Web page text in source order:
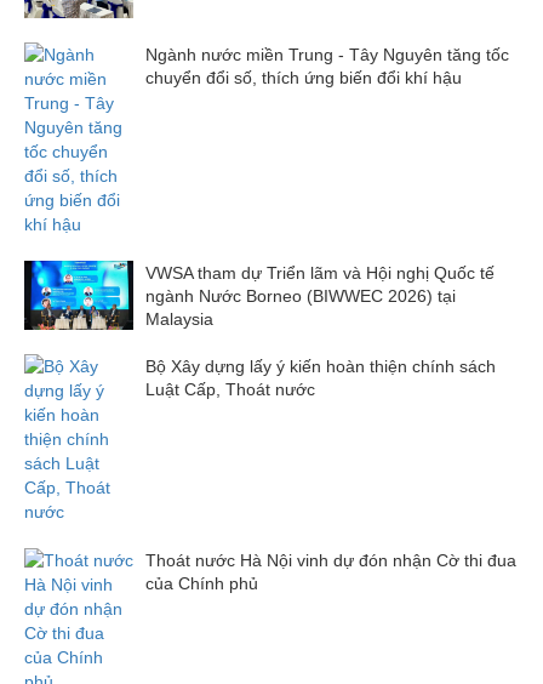
Ngành nước miền Trung - Tây Nguyên tăng tốc
chuyển đổi số, thích ứng biến đổi khí hậu
VWSA tham dự Triển lãm và Hội nghị Quốc tế
ngành Nước Borneo (BIWWEC 2026) tại
Malaysia
Bộ Xây dựng lấy ý kiến hoàn thiện chính sách
Luật Cấp, Thoát nước
Thoát nước Hà Nội vinh dự đón nhận Cờ thi đua
của Chính phủ